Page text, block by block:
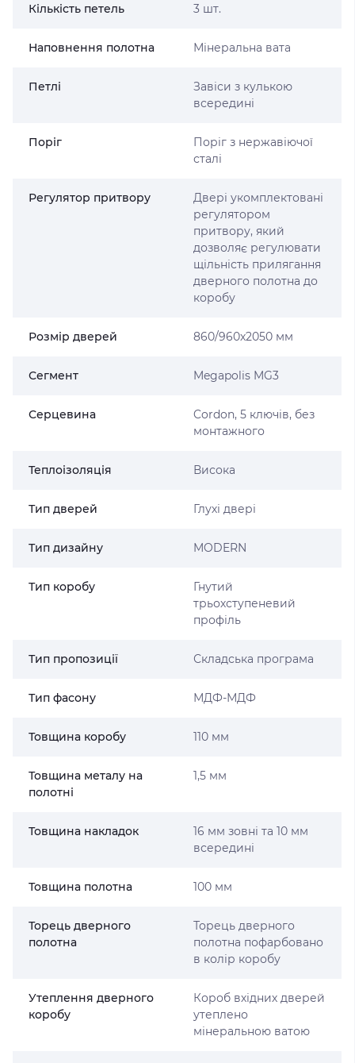
Кількість петель 3 шт.
Наповнення полотна Мінеральна вата
Петлі
Завіси з кулькою
всередині
Поріг
Поріг з нержавіючої
сталі
Регулятор притвору
Двері укомплектовані
регулятором
притвору, який
дозволяє регулювати
щільність прилягання
дверного полотна до
коробу
Розмір дверей 860/960х2050 мм
Сегмент Megapolis MG3
Серцевина
Cordon, 5 ключів, без
монтажного
Теплоізоляція Висока
Тип дверей Глухі двері
Тип дизайну MODERN
Тип коробу
Гнутий
трьохступеневий
профіль
Тип пропозиції Складська програма
Тип фасону МДФ-МДФ
Товщина коробу 110 мм
Товщина металу на
полотні
1,5 мм
Товщина накладок
16 мм зовні та 10 мм
всередині
Товщина полотна 100 мм
Торець дверного
полотна
Торець дверного
полотна пофарбовано
в колір коробу
Утеплення дверного
коробу
Короб вхідних дверей
утеплено
мінеральною ватою